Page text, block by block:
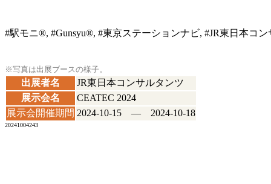
#駅モニ®, #Gunsyu®, #東京ステーションナビ, #JR東日本コ
※写真は出展ブースの様子。
出展者名
JR東日本コンサルタンツ
展示会名
CEATEC 2024
展示会開催期間 2024-10-15 ― 2024-10-18
20241004243